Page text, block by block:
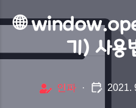
🌐
기) 사용
인파 · 2021.